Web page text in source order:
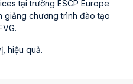
tại trường ESCP Europe
giảng chương trình đào tạo
hiệu quả.